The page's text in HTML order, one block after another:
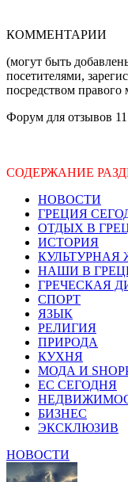
КОММЕНТАРИИ
(могут быть
посетителями,
посредством
Форум для отзывов 11
СОДЕРЖАНИЕ
НОВОСТИ
ГРЕЦИЯ
ОТДЫХ В
ИСТОРИЯ
КУЛЬТУРНАЯ
НАШИ В
ГРЕЧЕСКАЯ
СПОРТ
ЯЗЫК
РЕЛИГИЯ
ПРИРОДА
КУХНЯ
МОДА И
ЕС СЕГОДНЯ
БИЗНЕС
ЭКСКЛЮЗИВ
НОВОСТИ